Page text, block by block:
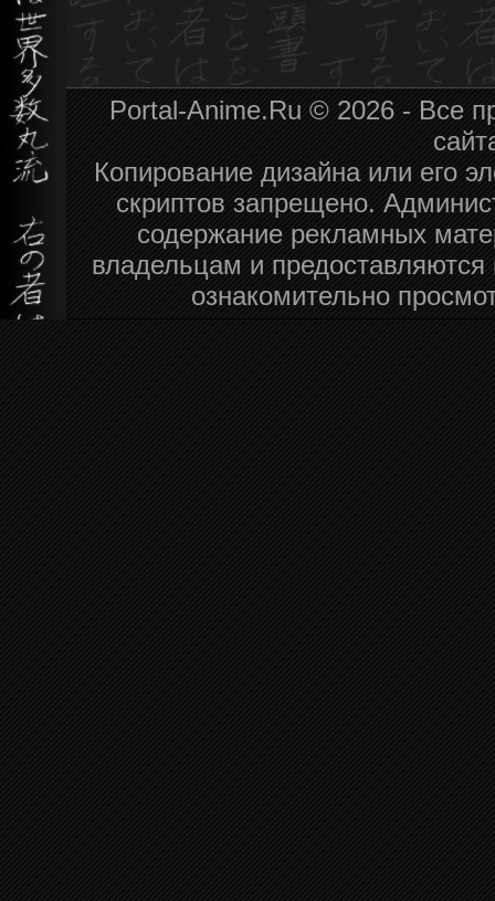
Portal-Anime.Ru © 2026 - Все
Копирование дизайна или его
скриптов запрещено.
содержание рекламных
владельцам и
ознакомительно